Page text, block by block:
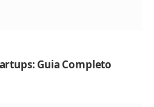
Guia Completo